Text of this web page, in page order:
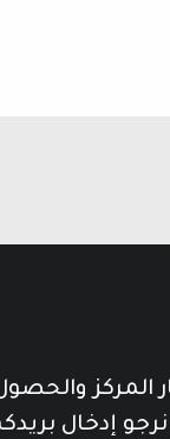
المركز
إدخال